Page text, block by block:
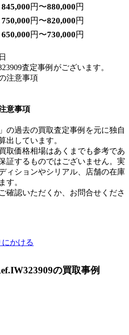
845,000 円〜880,000 円
750,000 円〜820,000 円
650,000 円〜730,000 円
査定事例がございます。
注意事項
意事項
の過去の買取査定事例を元に独自
出しています。
取価格相場はあくまでも参考であ
証するものではございません。実
ィションやシリアル、店舗の在庫
す。
確認いただくか、お問合せくださ
かける
の買取事例